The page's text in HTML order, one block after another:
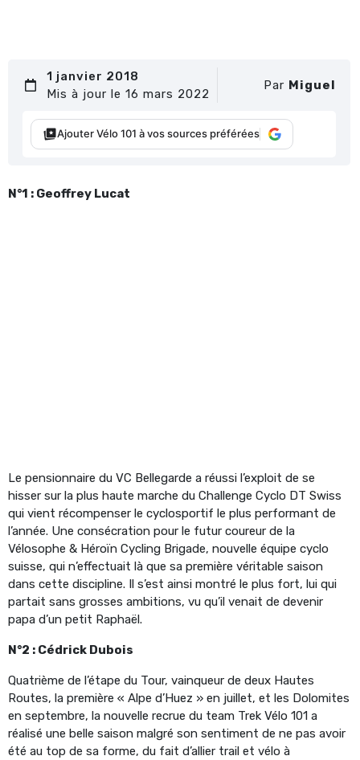
1 janvier 2018
Mis à jour le 16 mars 2022
Par Miguel
Ajouter Vélo 101 à vos sources préférées
N°1 : Geoffrey Lucat
Le pensionnaire du VC Bellegarde a réussi l’exploit de se
hisser sur la plus haute marche du Challenge Cyclo DT Swiss
qui vient récompenser le cyclosportif le plus performant de
l’année. Une consécration pour le futur coureur de la
Vélosophe & Héroïn Cycling Brigade, nouvelle équipe cyclo
suisse, qui n’effectuait là que sa première véritable saison
dans cette discipline. Il s’est ainsi montré le plus fort, lui qui
partait sans grosses ambitions, vu qu’il venait de devenir
papa d’un petit Raphaël.
N°2 : Cédrick Dubois
Quatrième de l’étape du Tour, vainqueur de deux Hautes
Routes, la première « Alpe d’Huez » en juillet, et les Dolomites
en septembre, la nouvelle recrue du team Trek Vélo 101 a
réalisé une belle saison malgré son sentiment de ne pas avoir
été au top de sa forme, du fait d’allier trail et vélo à